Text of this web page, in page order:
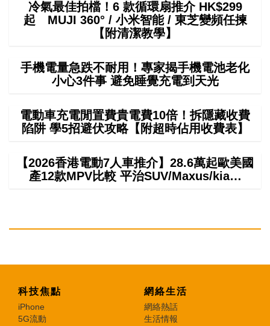
冷氣最佳拍檔！6 款循環扇推介 HK$299
起 MUJI 360° / 小米智能 / 東芝變頻任揀
【附清潔教學】
手機電量急跌不耐用！專家揭手機電池老化
小心3件事 避免睡覺充電到天光
電動車充電閒置費貴電費10倍！拆隱藏收費
陷阱 學5招避伏攻略【附超時佔用收費表】
【2026香港電動7人車推介】28.6萬起歐美國
產12款MPV比較 平治SUV/Maxus/kia…
科技焦點
iPhone
5G流動
網絡生活
網絡熱話
生活情報